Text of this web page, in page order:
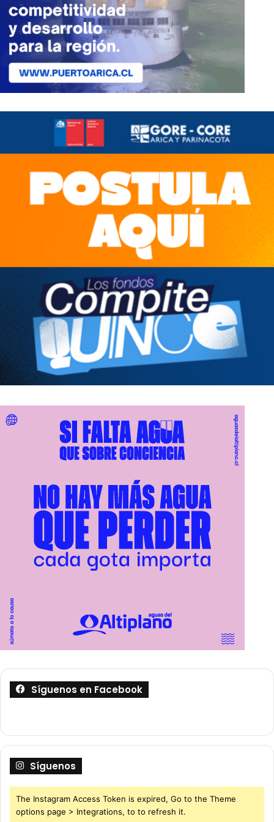
Síguenos en Facebook
Síguenos
The Instagram Access Token is expired, Go to the Theme
options page > Integrations, to to refresh it.